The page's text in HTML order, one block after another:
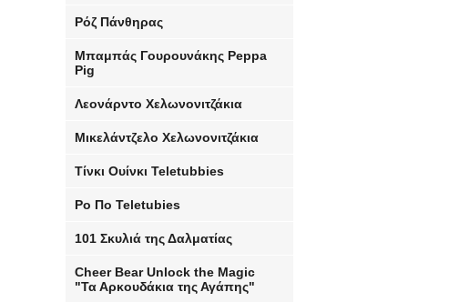
Ρόζ Πάνθηρας
Μπαμπάς Γουρουνάκης Peppa
Pig
Λεονάρντο Χελωνονιτζάκια
Μικελάντζελο Χελωνονιτζάκια
Τίνκι Ουίνκι Teletubbies
Po Πο Teletubies
101 Σκυλιά της Δαλματίας
Cheer Bear Unlock the Magic
"Τα Αρκουδάκια της Αγάπης"